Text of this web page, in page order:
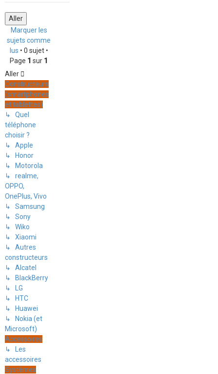
Marquer les
sujets comme
lus • 0 sujet •
Page 1 sur 1
Aller
Constructeurs
(smartphones
et tablettes)
↳ Quel
téléphone
choisir ?
↳ Apple
↳ Honor
↳ Motorola
↳ realme,
OPPO,
OnePlus, Vivo
↳ Samsung
↳ Sony
↳ Wiko
↳ Xiaomi
↳ Autres
constructeurs
↳ Alcatel
↳ BlackBerry
↳ LG
↳ HTC
↳ Huawei
↳ Nokia (et
Microsoft)
Accessoires
↳ Les
accessoires
Systèmes